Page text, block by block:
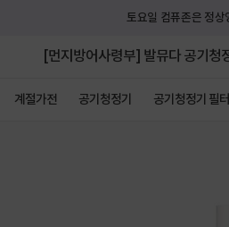
토요일 컴퓨존은 정상
[먼지방어사령부] 발뮤다 공기청
계절가전 공기청정기 공기청정기 필터